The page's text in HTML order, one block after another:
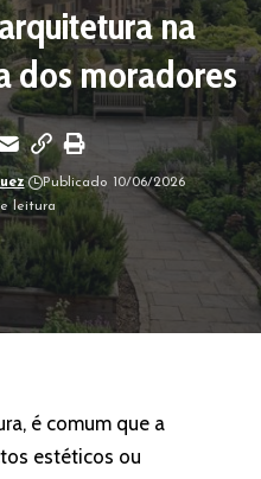
na
dos moradores
Publicado 10/06/2026
leitura
é comum que a
estéticos ou